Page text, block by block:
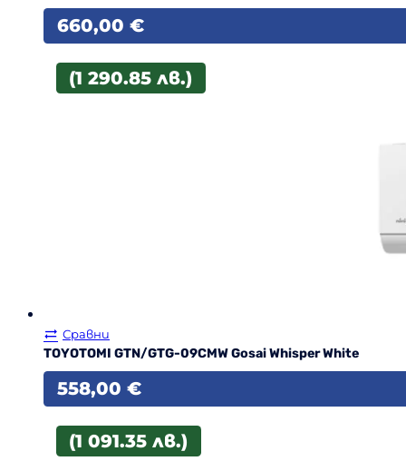
660,00 €
(1 290.85 лв.)
Сравни
TOYOTOMI GTN/GTG-09CMW Gosai Whisper White
558,00 €
(1 091.35 лв.)